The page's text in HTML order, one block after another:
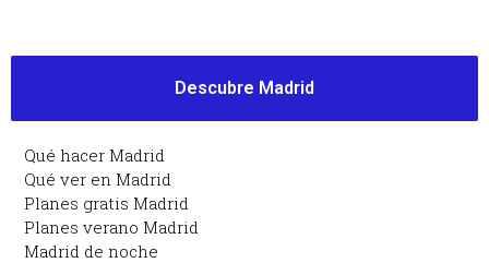
Descubre Madrid
Qué hacer Madrid
Qué ver en Madrid
Planes gratis Madrid
Planes verano Madrid
Madrid de noche